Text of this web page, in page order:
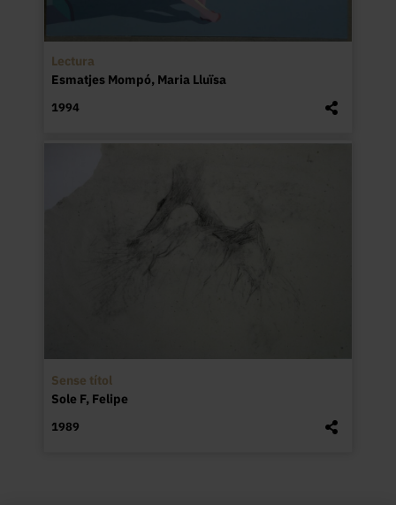
Lectura
Esmatjes Mompó, Maria Lluïsa
1994
Sense títol
Sole F, Felipe
1989